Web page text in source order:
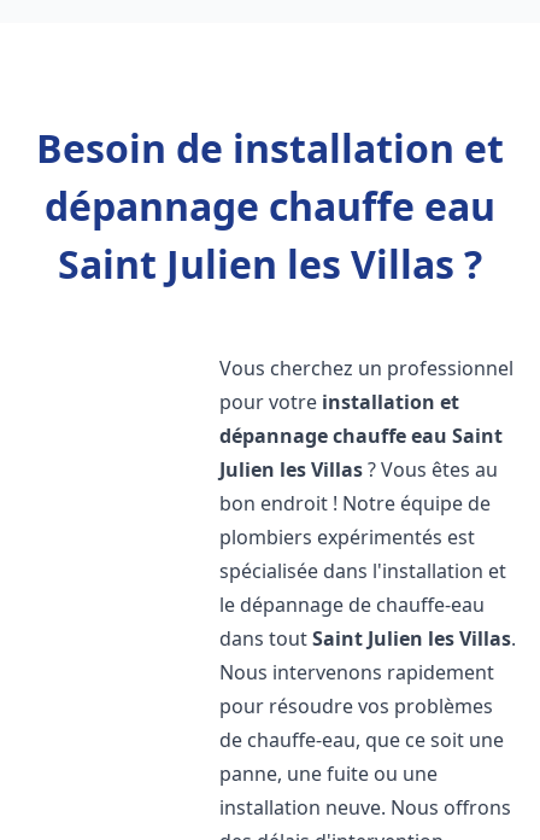
Besoin de installation et
dépannage chauffe eau
Saint Julien les Villas ?
Vous cherchez un professionnel
pour votre installation et
dépannage chauffe eau Saint
Julien les Villas? Vous êtes au
bon endroit ! Notre équipe de
plombiers expérimentés est
spécialisée dans l'installation et
le dépannage de chauffe-eau
dans toutSaint Julien les Villas.
Nous intervenons rapidement
pour résoudre vos problèmes
de chauffe-eau, que ce soit une
panne, une fuite ou une
installation neuve. Nous offrons